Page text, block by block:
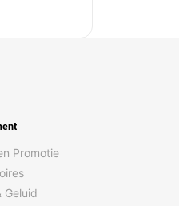
Promotie
Geluid